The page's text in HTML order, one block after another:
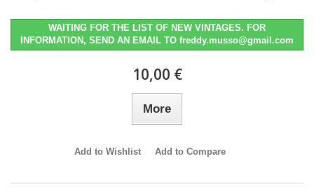
WAITING FOR THE LIST OF NEW VINTAGES. FOR
INFORMATION, SEND AN EMAIL TO freddy.musso@gmail.com
10,00 €
More
Add to Wishlist Add to Compare